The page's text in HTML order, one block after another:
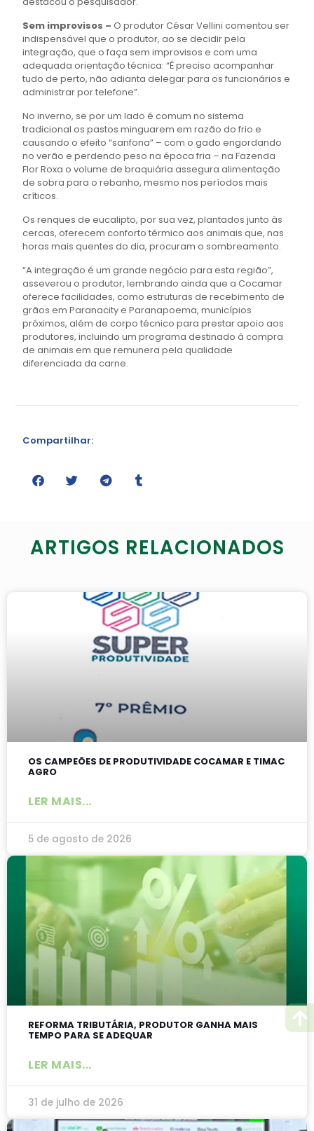
Sem improvisos – O produtor César Vellini comentou ser
indispensável que o produtor, ao se decidir pela
integração, que o faça sem improvisos e com uma
adequada orientação técnica: “É preciso acompanhar
tudo de perto, não adianta delegar para os funcionários e
administrar por telefone”.
No inverno, se por um lado é comum no sistema
tradicional os pastos minguarem em razão do frio e
causando o efeito “sanfona” – com o gado engordando
no verão e perdendo peso na época fria – na Fazenda
Flor Roxa o volume de braquiária assegura alimentação
de sobra para o rebanho, mesmo nos períodos mais
críticos.
Os renques de eucalipto, por sua vez, plantados junto às
cercas, oferecem conforto térmico aos animais que, nas
horas mais quentes do dia, procuram o sombreamento.
“A integração é um grande negócio para esta região”,
asseverou o produtor, lembrando ainda que a Cocamar
oferece facilidades, como estruturas de recebimento de
grãos em Paranacity e Paranapoema, municípios
próximos, além de corpo técnico para prestar apoio aos
produtores, incluindo um programa destinado à compra
de animais em que remunera pela qualidade
diferenciada da carne.
Compartilhar:
ARTIGOS RELACIONADOS
OS CAMPEÕES DE PRODUTIVIDADE COCAMAR E TIMAC
AGRO
LER MAIS...
5 de agosto de 2026
REFORMA TRIBUTÁRIA, PRODUTOR GANHA MAIS
TEMPO PARA SE ADEQUAR
LER MAIS...
31 de julho de 2026